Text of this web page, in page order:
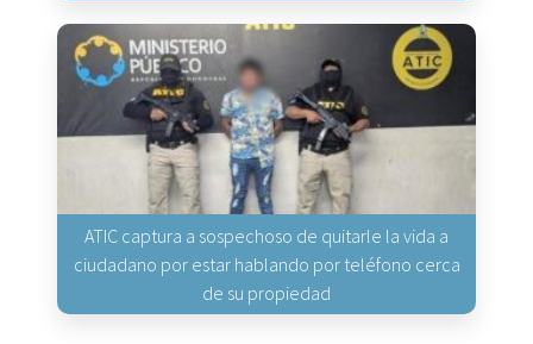
ATIC captura a sospechoso de quitarle la vida a
ciudadano por estar hablando por teléfono cerca
de su propiedad